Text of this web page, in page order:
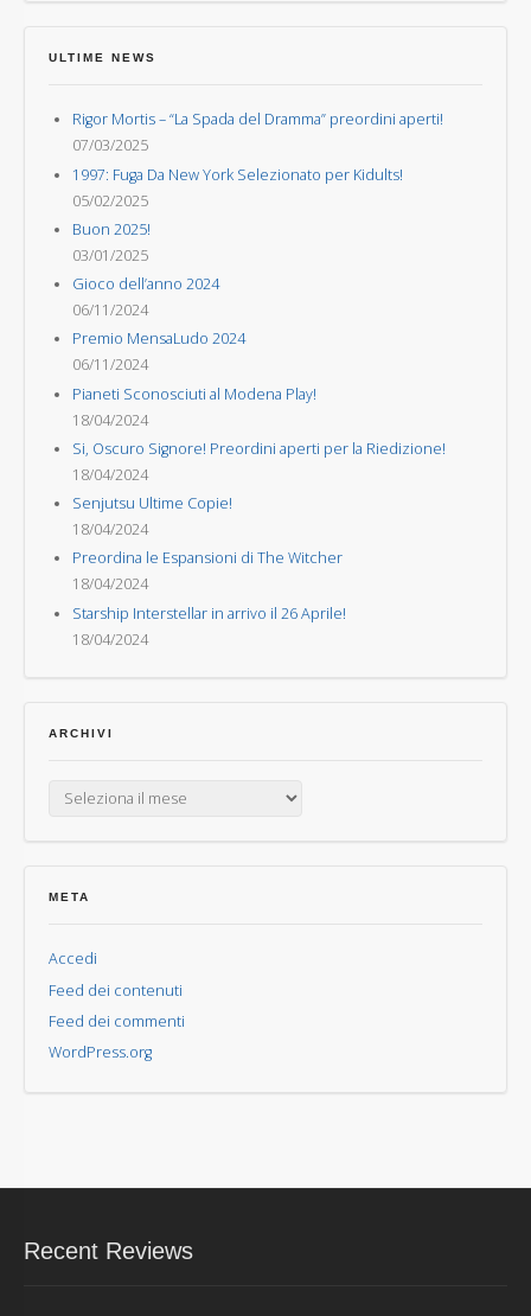
ULTIME NEWS
Rigor Mortis – “La Spada del Dramma” preordini aperti!
07/03/2025
1997: Fuga Da New York Selezionato per Kidults!
05/02/2025
Buon 2025!
03/01/2025
Gioco dell’anno 2024
06/11/2024
Premio MensaLudo 2024
06/11/2024
Pianeti Sconosciuti al Modena Play!
18/04/2024
Si, Oscuro Signore! Preordini aperti per la Riedizione!
18/04/2024
Senjutsu Ultime Copie!
18/04/2024
Preordina le Espansioni di The Witcher
18/04/2024
Starship Interstellar in arrivo il 26 Aprile!
18/04/2024
ARCHIVI
META
Accedi
Feed dei contenuti
Feed dei commenti
WordPress.org
Recent Reviews